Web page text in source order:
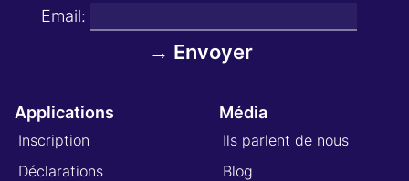
Email:
Applications
Inscription
Déclarations
Média
Ils parlent de nous
Blog